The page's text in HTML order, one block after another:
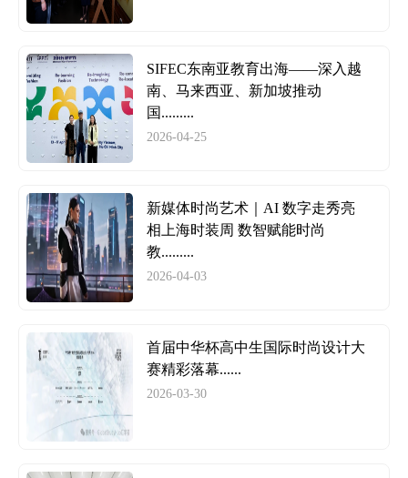
SIFEC东南亚教育出海——深入越
南、马来西亚、新加坡推动
国.........
2026-04-25
新媒体时尚艺术｜AI 数字走秀亮
相上海时装周 数智赋能时尚
教.........
2026-04-03
首届中华杯高中生国际时尚设计大
赛精彩落幕......
2026-03-30